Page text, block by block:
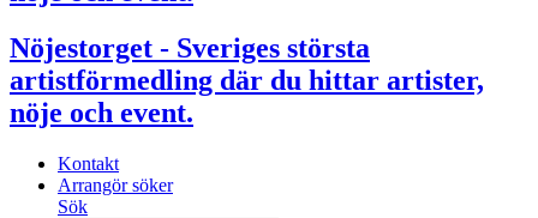
Nöjestorget - Sveriges största
artistförmedling där du hittar artister,
nöje och event.
Kontakt
Arrangör söker
Sök